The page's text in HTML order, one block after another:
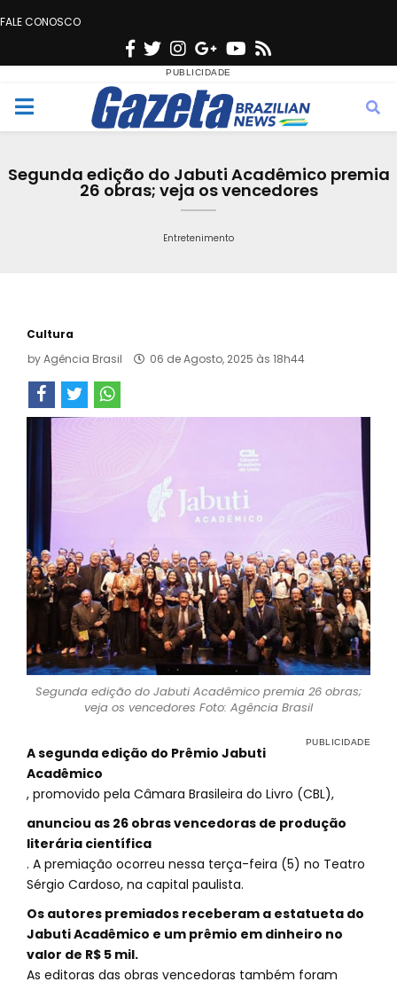
FALE CONOSCO
F
c
e
o
T
w
i
t
e
n
s
t
g
r
a
G
o
o
g
e
Y
u
t
b
s
M
Segunda edição do Jabuti Acadêmico premia
26 obras; veja os vencedores
Entretenimento
Cultura
byAgência Brasil 06 de Agosto, 2025 às 18h44
Segunda edição do Jabuti Acadêmico premia 26 obras;
veja os vencedores Foto: Agência Brasil
A segunda edição do Prêmio Jabuti
Acadêmico
, promovido pela Câmara Brasileira do Livro (CBL),
anunciou as 26 obras vencedoras de produção
literária científica
. A premiação ocorreu nessa terça-feira (5) no Teatro
Sérgio Cardoso, na capital paulista.
Os autores premiados receberam a estatueta do
Jabuti Acadêmico e um prêmio em dinheiro no
valor de R$ 5 mil.
As editoras das obras vencedoras também foram